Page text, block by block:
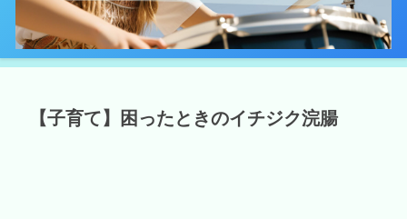
【子育て】困ったときのイチジク浣腸